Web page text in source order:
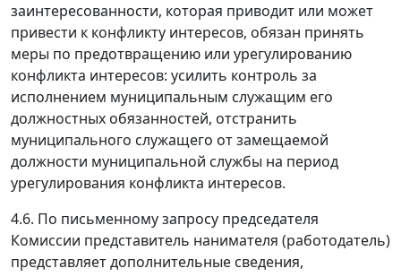
заинтересованности, которая приводит или может
привести к конфликту интересов, обязан принять
меры по предотвращению или урегулированию
конфликта интересов: усилить контроль за
исполнением муниципальным служащим его
должностных обязанностей, отстранить
муниципального служащего от замещаемой
должности муниципальной службы на период
урегулирования конфликта интересов.
4.6. По письменному запросу председателя
Комиссии представитель нанимателя (работодатель)
представляет дополнительные сведения,